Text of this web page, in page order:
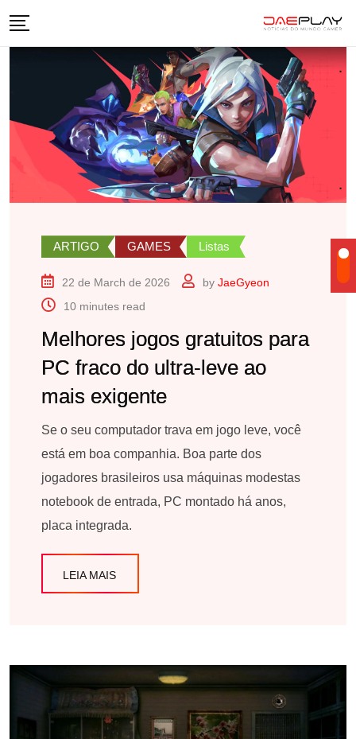
ARTIGO GAMES Listas
22 de March de 2026 by JaeGyeon
10 minutes read
Melhores jogos gratuitos para
PC fraco do ultra-leve ao
mais exigente
Se o seu computador trava em jogo leve, você
está em boa companhia. Boa parte dos
jogadores brasileiros usa máquinas modestas
notebook de entrada, PC montado há anos,
placa integrada.
LEIA MAIS